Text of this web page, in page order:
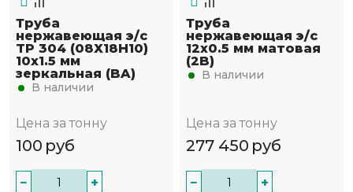
Труба
нержавеющая э/с
TP 304 (08Х18Н10)
10х1.5 мм
зеркальная (BA)
В наличии
Цена за тонну
100 руб
− +
Труба
нержавеющая э/с
12х0.5 мм матовая
(2B)
В наличии
Цена за тонну
277 450 руб
− +